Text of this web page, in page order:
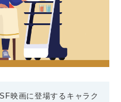
映画に登場するキャラク